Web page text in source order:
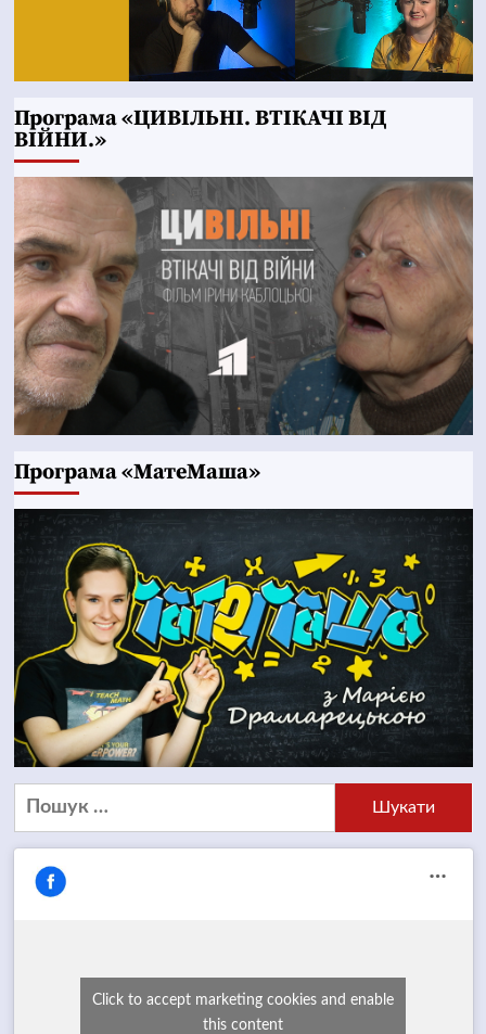
Програма «ЦИВІЛЬНІ. ВТІКАЧІ ВІД
ВІЙНИ.»
Програма «МатеМаша»
Пошук:
Click to accept marketing cookies and enable
this content